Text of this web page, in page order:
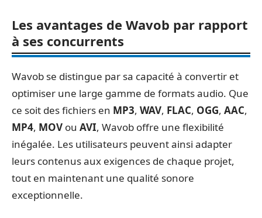
Les avantages de Wavob par rapport
à ses concurrents
Wavob se distingue par sa capacité à convertir et
optimiser une large gamme de formats audio. Que
ce soit des fichiers en MP3, WAV, FLAC, OGG, AAC,
MP4, MOV ou AVI, Wavob offre une flexibilité
inégalée. Les utilisateurs peuvent ainsi adapter
leurs contenus aux exigences de chaque projet,
tout en maintenant une qualité sonore
exceptionnelle.